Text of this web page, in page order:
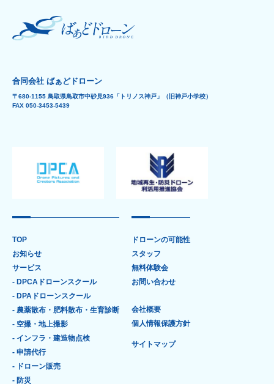
合同会社 ばぁどドローン
〒680-1155 鳥取県鳥取市中砂見936「トリノス神戸」（旧神戸小学校）
FAX 050-3453-5439
TOP
お知らせ
サービス
- DPCAドローンスクール
- DPAドローンスクール
- 農薬散布・肥料散布・生育診断
- 空撮・地上撮影
- インフラ・建造物点検
- 申請代行
- ドローン販売
- 防災
ドローンの可能性
スタッフ
無料体験会
お問い合わせ
会社概要
個人情報保護方針
サイトマップ